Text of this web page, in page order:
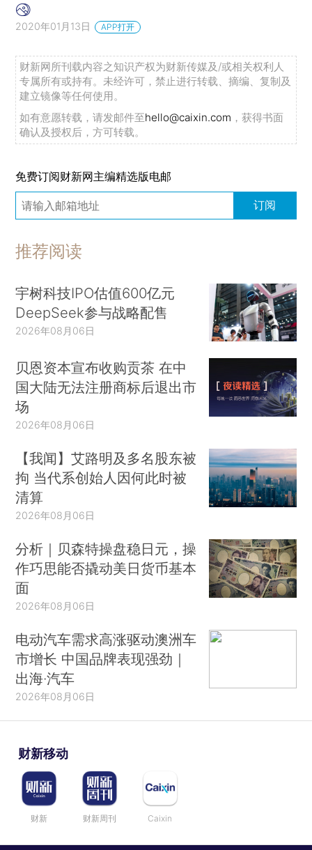
2020年01月13日 APP打开
财新网所刊载内容之知识产权为财新传媒及/或相关权利人
专属所有或持有。未经许可，禁止进行转载、摘编、复制及
建立镜像等任何使用。
如有意愿转载，请发邮件至hello@caixin.com ，获得书面
确认及授权后，方可转载。
免费订阅财新网主编精选版电邮
订阅
推荐阅读
宇树科技IPO估值600亿元
DeepSeek参与战略配售
2026年08月06日
贝恩资本宣布收购贡茶 在中
国大陆无法注册商标后退出市
场
2026年08月06日
【我闻】艾路明及多名股东被
拘 当代系创始人因何此时被
清算
2026年08月06日
分析｜贝森特操盘稳日元，操
作巧思能否撬动美日货币基本
面
2026年08月06日
电动汽车需求高涨驱动澳洲车
市增长 中国品牌表现强劲｜
出海·汽车
2026年08月06日
财新移动
财新 财新周刊 Caixin